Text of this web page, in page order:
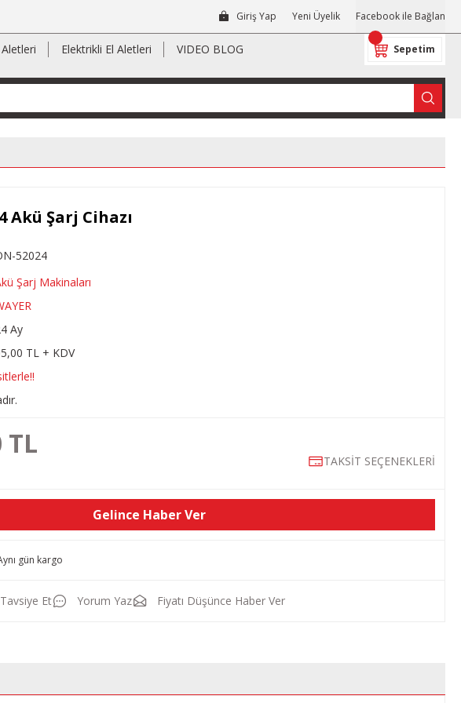
Giriş Yap Yeni Üyelik Facebook ile Bağlan
Aletleri Elektrikli El Aletleri VIDEO BLOG Sepetim
Akü Şarj Cihazı
52024
Şarj Makinaları
Ay
TL + KDV
TL
TAKSİT SEÇENEKLERİ
Gelince Haber Ver
gün kargo
Tavsiye Et Yorum Yaz Fiyatı Düşünce Haber Ver